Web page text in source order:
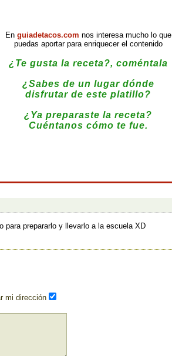
En guiadetacos.com nos interesa mucho lo que
puedas aportar para enriquecer el contenido
¿Te gusta la receta?, coméntala
¿Sabes de un lugar dónde
disfrutar de este platillo?
¿Ya preparaste la receta?
Cuéntanos cómo te fue.
para prepararlo y llevarlo a la escuela XD
mi dirección